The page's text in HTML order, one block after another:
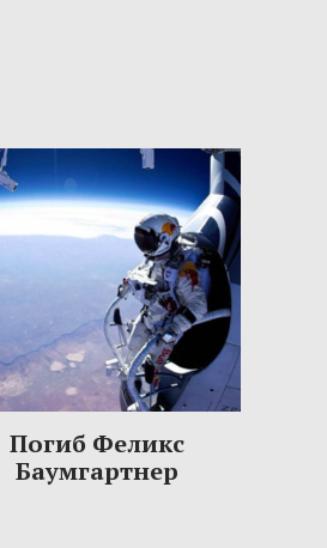
Погиб Феликс
Баумгартнер